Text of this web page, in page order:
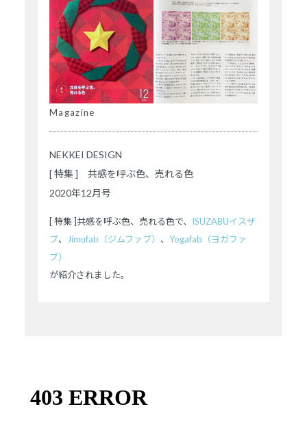
Magazine
NEKKEI DESIGN
[ 特集 ] 共感を呼ぶ色、売れる色
2020年12月号
[ 特集 ]共感を呼ぶ色、売れる色で、 ISUZABUイスザ
ブ、 Jimufab（ジムファブ） 、Yogafab（ヨガファ
ブ）
が紹介されました。